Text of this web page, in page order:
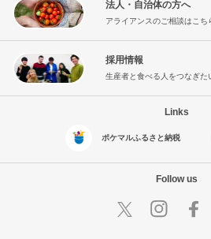
法人・自治体の方へ
アライアンスのご相談はこち
採用情報
生産者と食べる人をつなぎた
Links
ポケマルふるさと納税
Follow us